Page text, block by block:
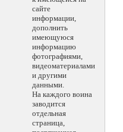
сайте
информации,
дополнить
имеющуюся
информацию
фотографиями,
видеоматериалами
и другими
данными.
На каждого воина
заводится
отдельная
страница,